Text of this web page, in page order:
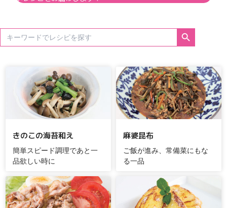
Search
for:
Search Button
きのこの海苔和え
簡単スピード調理であと一
品欲しい時に
麻婆昆布
ご飯が進み、常備菜にもな
る一品